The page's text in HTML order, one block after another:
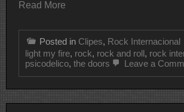
Read More
Posted in Clipes, Rock Internacional
light my fire, rock, rock and roll, rock
psicodelico, the doors Leave a